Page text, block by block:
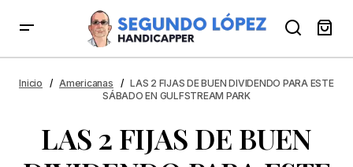
EN GULFSTREAM PARK
Inicio Americanas
LAS 2 FIJAS DE BUEN DIVIDENDO PARA ESTE
SÁBADO EN GULFSTREAM PARK
LAS 2 FIJAS DE BUEN